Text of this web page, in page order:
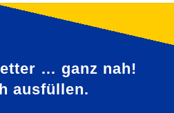
… ganz nah!
ausfüllen.